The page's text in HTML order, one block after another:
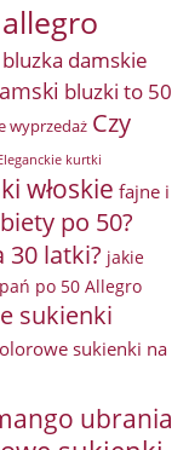
allegro
bluzka damskie
bluzki to 50
wyprzedaż Czy
kurtki
włoskie fajne i
po 50?
30 latki? jakie
po 50 Allegro
sukienki
sukienki na
ubrania